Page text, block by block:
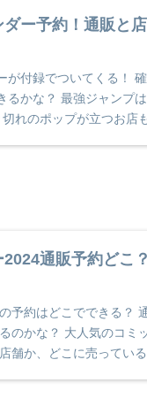
ー予約！通販と
が付録でついてくる！
かな？ 最強ジャンプは
れのポップが立つお店
通販予約どこ
予約はどこでできる？
のかな？ 大人気のコミ
舗か、どこに売っている